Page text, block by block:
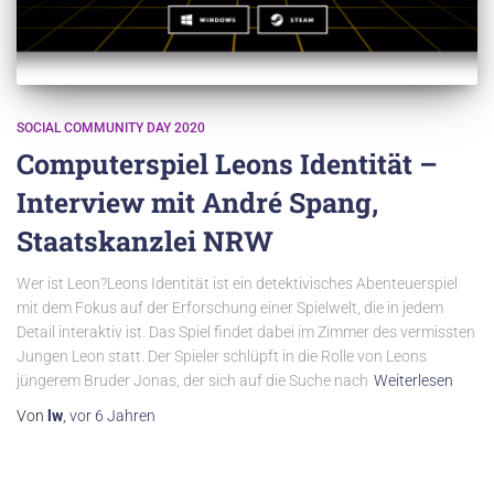
SOCIAL COMMUNITY DAY 2020
Computerspiel Leons Identität –
Interview mit André Spang,
Staatskanzlei NRW
Wer ist Leon?Leons Identität ist ein detektivisches Abenteuerspiel
mit dem Fokus auf der Erforschung einer Spielwelt, die in jedem
Detail interaktiv ist. Das Spiel findet dabei im Zimmer des vermissten
Jungen Leon statt. Der Spieler schlüpft in die Rolle von Leons
jüngerem Bruder Jonas, der sich auf die Suche nach Weiterlesen
Von lw vor 6 Jahren